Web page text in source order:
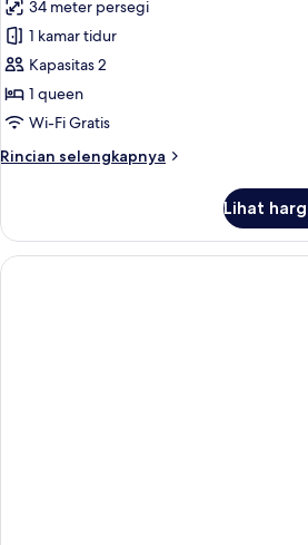
34 meter persegi
1 kamar tidur
Kapasitas 2
1 queen
Wi-Fi Gratis
Rincian selengkapnya
Rincian
Signature
Junior
Suite
Lihat